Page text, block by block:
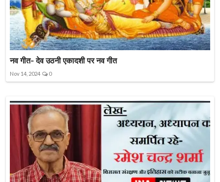
नव गीत- देव उठनी एकादशी पर नव गीत
Nov 14, 2024 0